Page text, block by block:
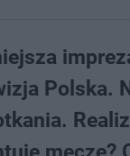
Polska.